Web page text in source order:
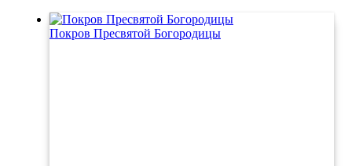
Покров Пресвятой Богородицы